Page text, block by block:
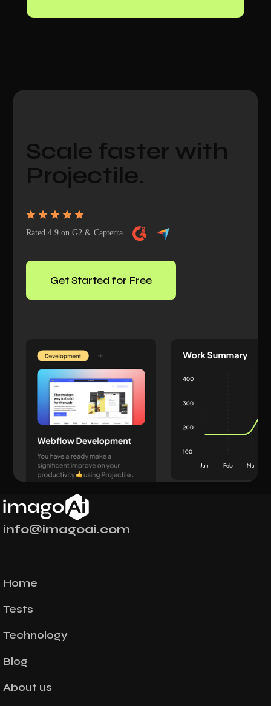
Scale faster with
Projectile.
Rated 4.9 on G2 & Capterra
Get Started for Free
info@imagoai.com
Home
Tests
Technology
Blog
About us